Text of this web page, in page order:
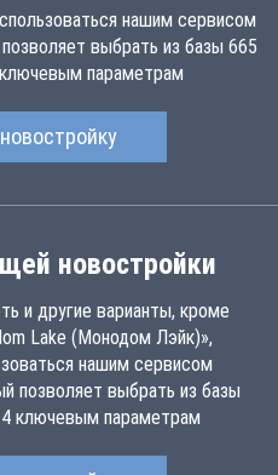
нашим сервисом
выбрать из базы 665
параметрам
новостройки
и другие варианты, кроме
Lake (Монодом Лэйк)»,
нашим сервисом
позволяет выбрать из базы
ключевым параметрам